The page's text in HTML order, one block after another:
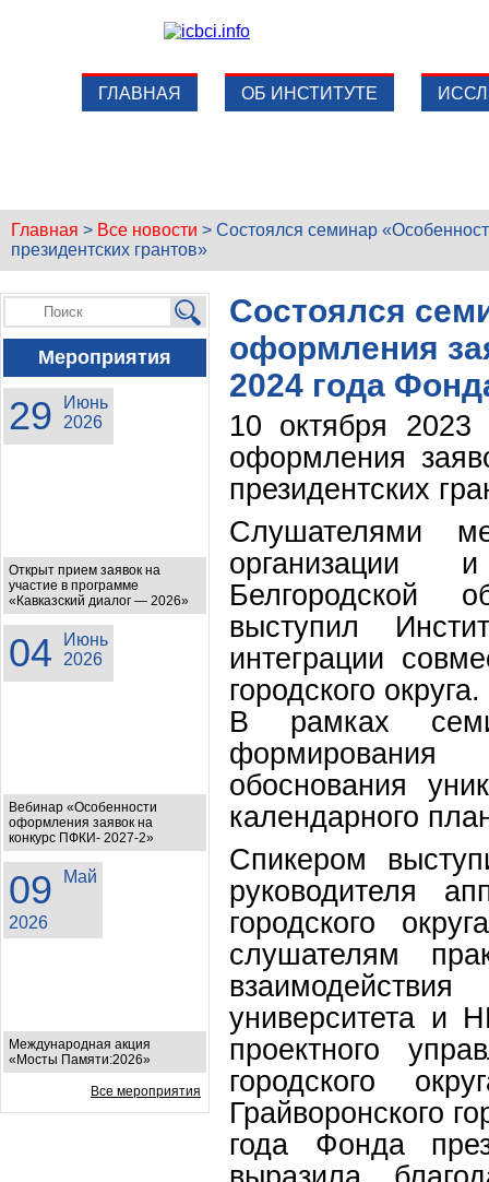
ГЛАВНАЯ ОБ ИНСТИТУТЕ
Главная > Все новости > Состоялся семинар
президентских грантов»
Мероприятия
29
Июнь
2026
Открыт прием заявок на
участие в программе
«Кавказский диалог — 2026»
04
Июнь
2026
Вебинар «Особенности
оформления заявок на
конкурс ПФКИ- 2027-2»
09 Май
2026
Международная акция
«Мосты Памяти:2026»
Все мероприятия
Состоялся
оформления
2024 года
10 октября 2023
оформления
президентских
Слушателями
организации и
Белгородской
выступил
интеграции
городского округа.
В рамках
обоснования
календарного
Спикером
руководителя
городского
слушателям
университета и
проектного
городского
Грайворонского
года Фонда